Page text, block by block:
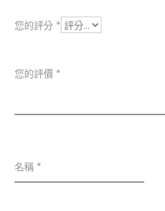
評
您的評分 *
您的評價 *
名稱 *